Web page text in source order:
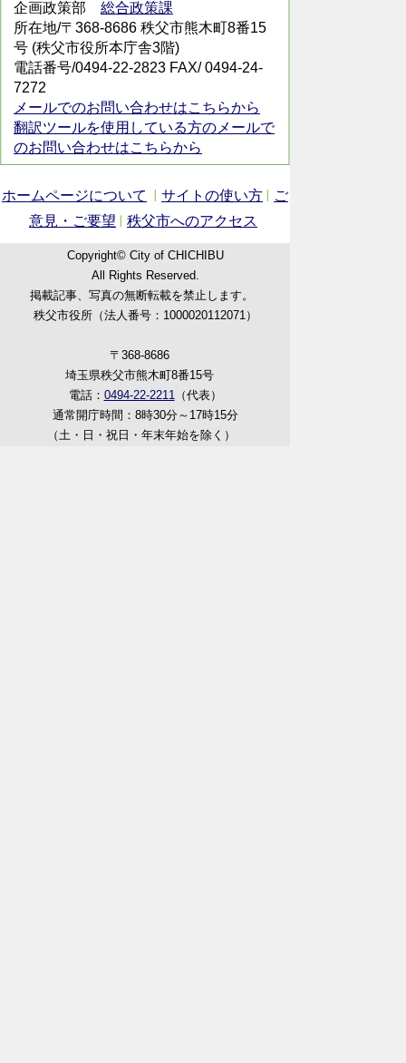
企画政策部 総合政策課
所在地/〒368-8686 秩父市熊木町8番15
号 (秩父市役所本庁舎3階)
電話番号/0494-22-2823 FAX/ 0494-24-
7272
メールでのお問い合わせはこちらから
翻訳ツールを使用している方のメールで
のお問い合わせはこちらから
ホームページについて サイトの使い方
ご
意見・ご要望
秩父市へのアクセス
Copyright© City of CHICHIBU
All Rights Reserved.
掲載記事、写真の無断転載を禁止します。
秩父市役所（法人番号：1000020112071）
〒368-8686
埼玉県秩父市熊木町8番15号
電話： 0494-22-2211（代表）
通常開庁時間：8時30分～17時15分
（土・日・祝日・年末年始を除く）